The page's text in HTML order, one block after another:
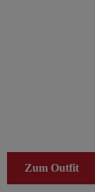
Zum Outfit